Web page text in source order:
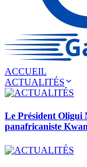
ACCUEIL
ACTUALITÉS
Le Président Oligui
panafricaniste